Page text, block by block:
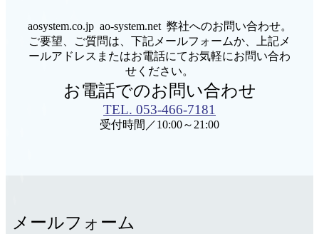
aosystem.co.jp ao-system.net 弊社へのお問い合わせ。
ご要望、ご質問は、下記メールフォームか、上記メ
ールアドレスまたはお電話にてお気軽にお問い合わ
せください。
お電話でのお問い合わせ
TEL. 053-466-7181
受付時間／10:00～21:00
メールフォーム